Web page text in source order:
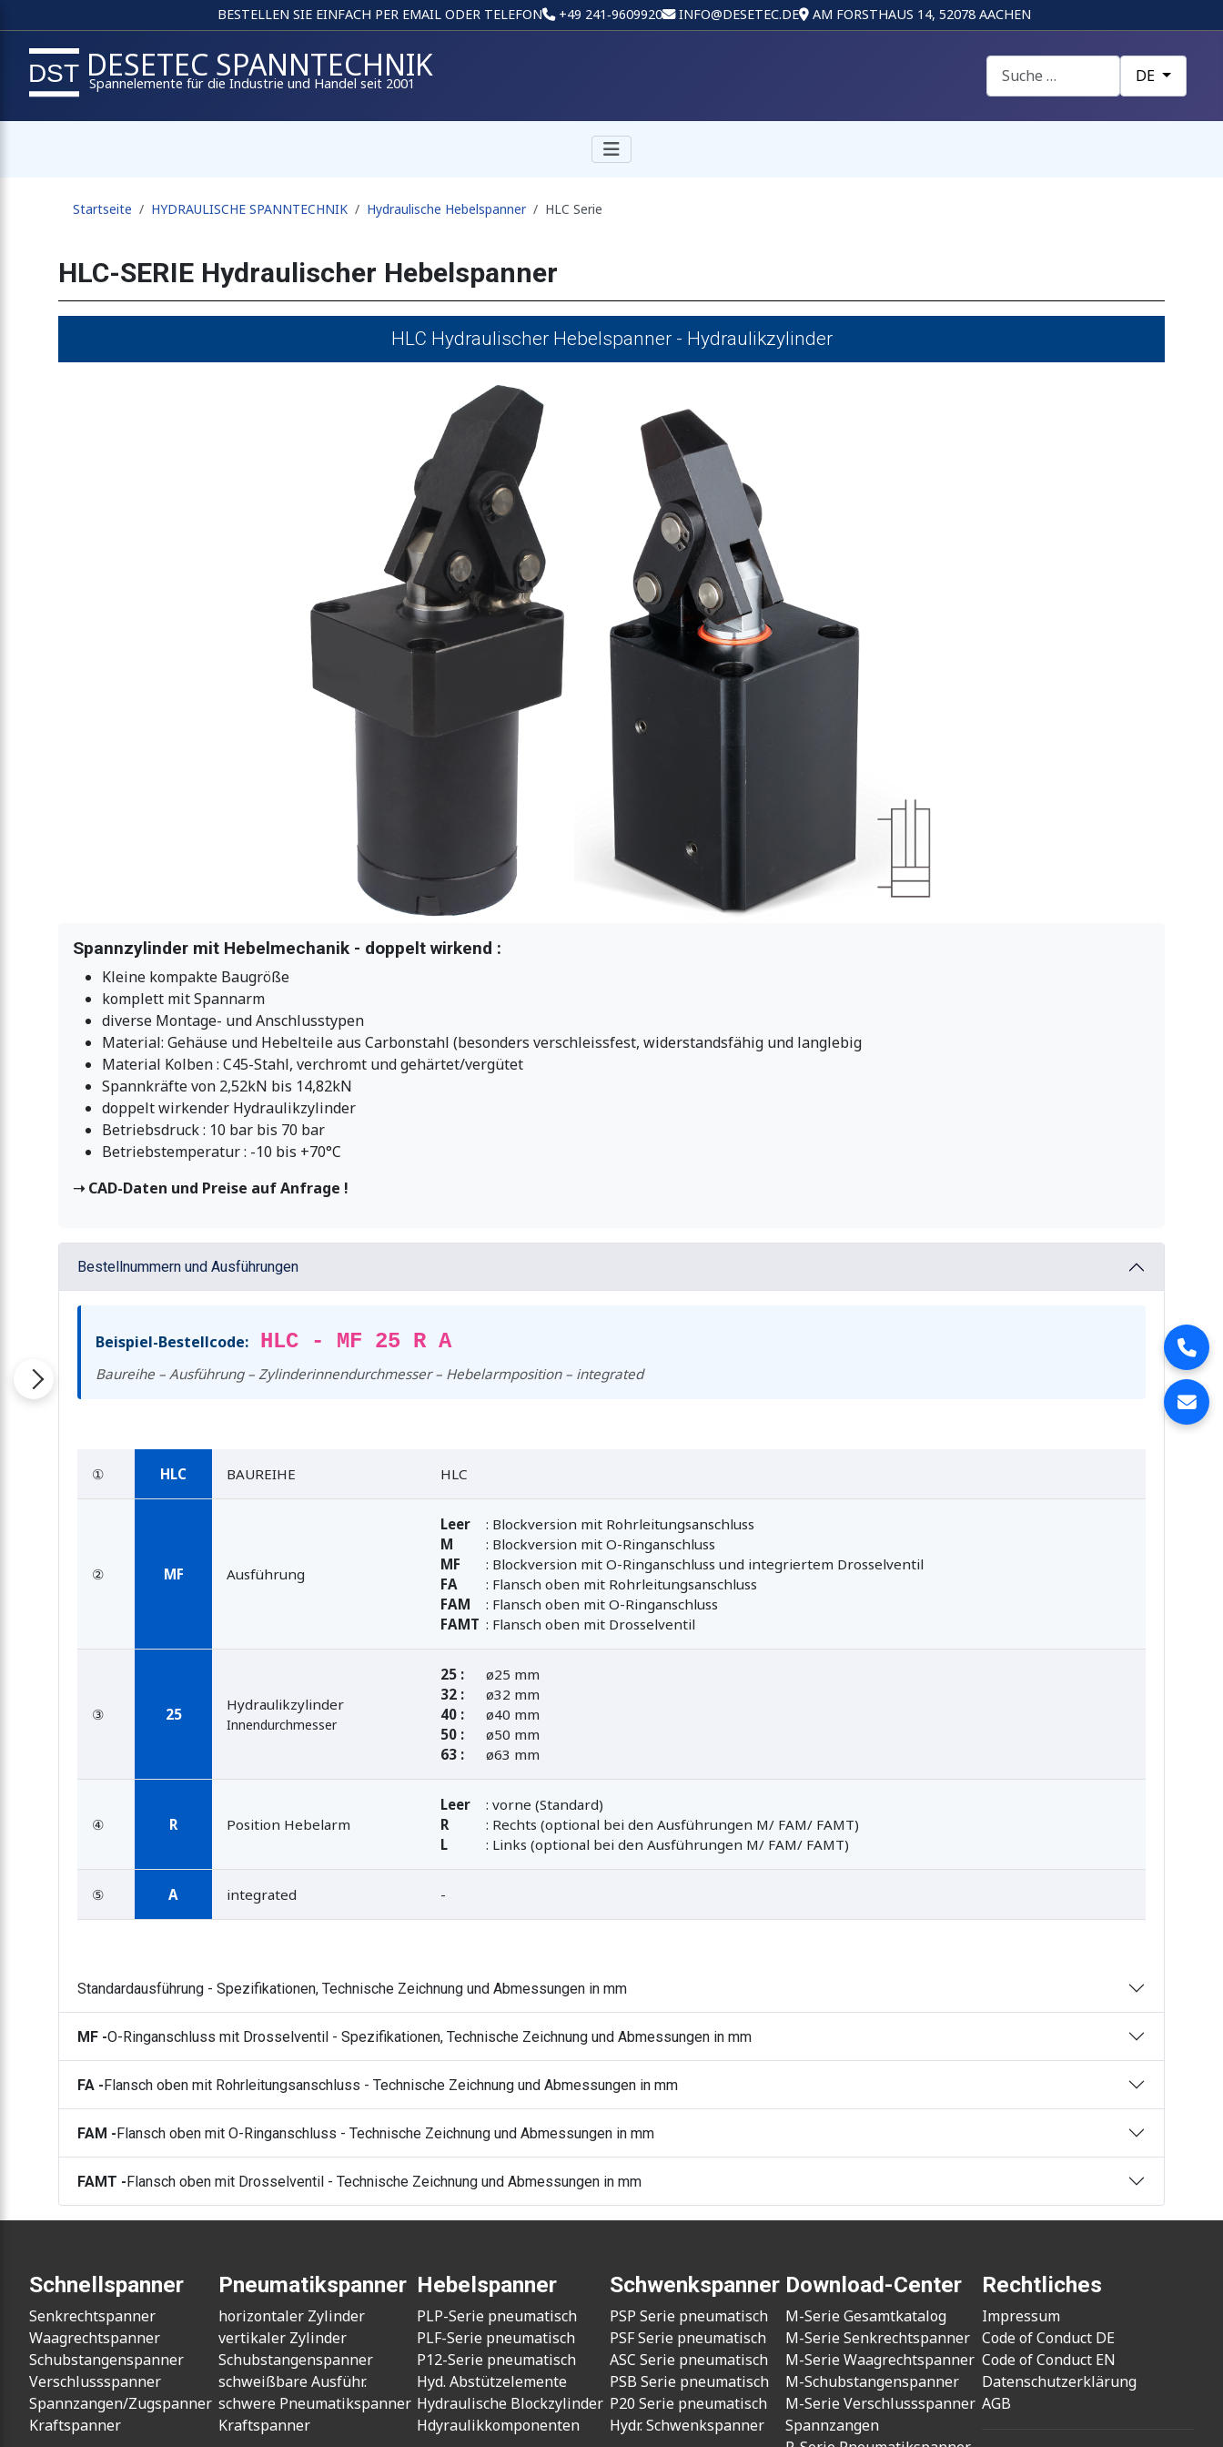
BESTELLEN SIE EINFACH PER EMAIL ODER TELEFON +49 241‑9609920 INFO@DESETEC.DE AM FORSTHAUS 14, 52078 AACHEN
DESETEC SPANNTECHNIK
Spannelemente für die Industrie und Handel seit 2001
Suchen Sprache
DE
Startseite HYDRAULISCHE SPANNTECHNIK Hydraulische Hebelspanner HLC Serie
HLC-SERIE Hydraulischer Hebelspanner
HLC Hydraulischer Hebelspanner - Hydraulikzylinder
Spannzylinder mit Hebelmechanik - doppelt wirkend :
Kleine kompakte Baugröße
komplett mit Spannarm
diverse Montage- und Anschlusstypen
Material: Gehäuse und Hebelteile aus Carbonstahl (besonders verschleissfest, widerstandsfähig und langlebig
Material Kolben : C45-Stahl, verchromt und gehärtet/vergütet
Spannkräfte von 2,52kN bis 14,82kN
doppelt wirkender Hydraulikzylinder
Betriebsdruck : 10 bar bis 70 bar
Betriebstemperatur : -10 bis +70°C
➝ CAD-Daten und Preise auf Anfrage !
Bestellnummern und Ausführungen
Beispiel-Bestellcode: HLC - MF 25 R A
Baureihe – Ausführung – Zylinderinnendurchmesser – Hebelarmposition – integrated
① HLC BAUREIHE HLC
② MF Ausführung
Leer
: Blockversion mit Rohrleitungsanschluss
M
: Blockversion mit O-Ringanschluss
MF
: Blockversion mit O-Ringanschluss und integriertem Drosselventil
FA
: Flansch oben mit Rohrleitungsanschluss
FAM
: Flansch oben mit O-Ringanschluss
FAMT : Flansch oben mit Drosselventil
③ 25
Hydraulikzylinder
Innendurchmesser
25 :
ø25 mm
32 :
ø32 mm
40 :
ø40 mm
50 :
ø50 mm
63 :
ø63 mm
④ R Position Hebelarm
Leer
: vorne (Standard)
R
: Rechts (optional bei den Ausführungen M/ FAM/ FAMT)
L
: Links (optional bei den Ausführungen M/ FAM/ FAMT)
⑤ A integrated -
Standardausführung - Spezifikationen, Technische Zeichnung und Abmessungen in mm
MF -O-Ringanschluss mit Drosselventil - Spezifikationen, Technische Zeichnung und Abmessungen in mm
FA -Flansch oben mit Rohrleitungsanschluss - Technische Zeichnung und Abmessungen in mm
FAM -Flansch oben mit O-Ringanschluss - Technische Zeichnung und Abmessungen in mm
FAMT -Flansch oben mit Drosselventil - Technische Zeichnung und Abmessungen in mm
Schnellspanner
Senkrechtspanner
Waagrechtspanner
Schubstangenspanner
Verschlussspanner
Spannzangen/Zugspanner
Kraftspanner
Pneumatikspanner
horizontaler Zylinder
vertikaler Zylinder
Schubstangenspanner
schweißbare Ausführ.
schwere Pneumatikspanner
Kraftspanner
Hebelspanner
PLP-Serie pneumatisch
PLF-Serie pneumatisch
P12-Serie pneumatisch
Hyd. Abstützelemente
Hydraulische Blockzylinder
Hdyraulikkomponenten
Schwenkspanner
PSP Serie pneumatisch
PSF Serie pneumatisch
ASC Serie pneumatisch
PSB Serie pneumatisch
P20 Serie pneumatisch
Hydr. Schwenkspanner
Download-Center
M-Serie Gesamtkatalog
M-Serie Senkrechtspanner
M-Serie Waagrechtspanner
M-Schubstangenspanner
M-Serie Verschlussspanner
Spannzangen
Rechtliches
Impressum
Code of Conduct DE
Code of Conduct EN
Datenschutzerklärung
AGB